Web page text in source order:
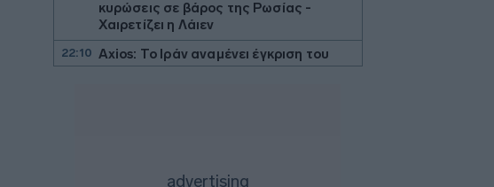
κυρώσεις σε βάρος της Ρωσίας -
Χαιρετίζει η Λάιεν
22:10 Axios: Το Ιράν αναμένει έγκριση του
Συμβουλίου Ασφαλείας για τη